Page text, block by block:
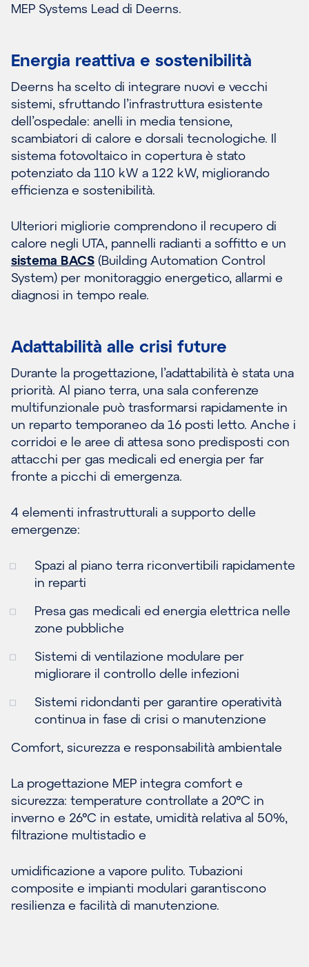
MEP Systems Lead di Deerns.
Energia reattiva e sostenibilità
Deerns ha scelto di integrare nuovi e vecchi
sistemi, sfruttando l’infrastruttura esistente
dell’ospedale: anelli in media tensione,
scambiatori di calore e dorsali tecnologiche. Il
sistema fotovoltaico in copertura è stato
potenziato da 110 kW a 122 kW, migliorando
efficienza e sostenibilità.
Ulteriori migliorie comprendono il recupero di
calore negli UTA, pannelli radianti a soffitto e un
sistema BACS (Building Automation Control
System) per monitoraggio energetico, allarmi e
diagnosi in tempo reale.
Adattabilità alle crisi future
Durante la progettazione, l’adattabilità è stata una
priorità. Al piano terra, una sala conferenze
multifunzionale può trasformarsi rapidamente in
un reparto temporaneo da 16 posti letto. Anche i
corridoi e le aree di attesa sono predisposti con
attacchi per gas medicali ed energia per far
fronte a picchi di emergenza.
4 elementi infrastrutturali a supporto delle
emergenze:
Spazi al piano terra riconvertibili rapidamente
in reparti
Presa gas medicali ed energia elettrica nelle
zone pubbliche
Sistemi di ventilazione modulare per
migliorare il controllo delle infezioni
Sistemi ridondanti per garantire operatività
continua in fase di crisi o manutenzione
Comfort, sicurezza e responsabilità ambientale
La progettazione MEP integra comfort e
sicurezza: temperature controllate a 20°C in
inverno e 26°C in estate, umidità relativa al 50%,
filtrazione multistadio e
umidificazione a vapore pulito. Tubazioni
composite e impianti modulari garantiscono
resilienza e facilità di manutenzione.